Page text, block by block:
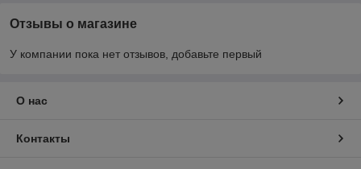
Отзывы о магазине
У компании пока нет отзывов, добавьте первый
О нас
Контакты